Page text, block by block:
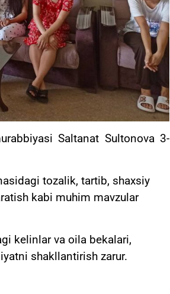
Saltanat Sultonova 3-
tozalik, tartib, shaxsiy
kabi muhim mavzular
kelinlar va oila bekalari,
shakllantirish zarur.